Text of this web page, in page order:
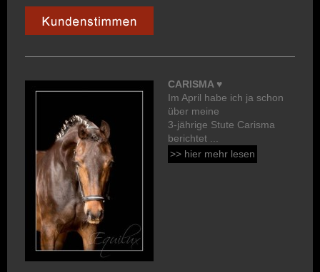
CARISMA ♥
Im April habe ich ja schon
über meine
3-jährige Stute Carisma
berichtet ...
>> hier mehr lesen